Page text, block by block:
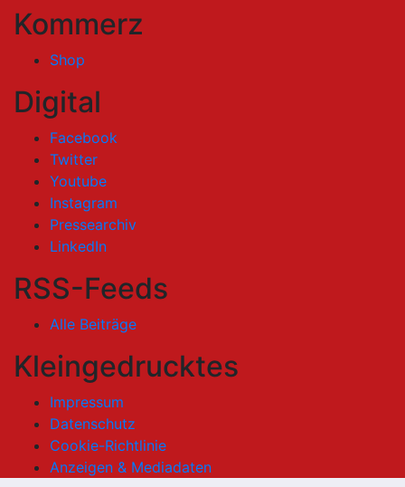
Kommerz
Shop
Digital
Facebook
Twitter
Youtube
Instagram
Pressearchiv
LinkedIn
RSS-Feeds
Alle Beiträge
Kleingedrucktes
Impressum
Datenschutz
Cookie-Richtlinie
Anzeigen & Mediadaten